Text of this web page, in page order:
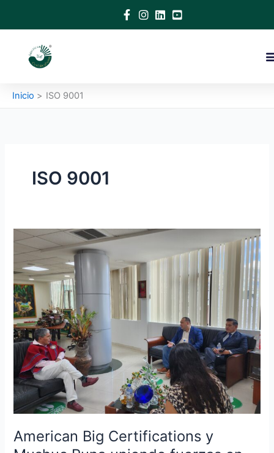
Inicio ISO 9001
ISO 9001
American Big Certifications y
American
Big
Certifications
y
Mushuc
Runa
uniendo
fuerzas
en
Ecuador